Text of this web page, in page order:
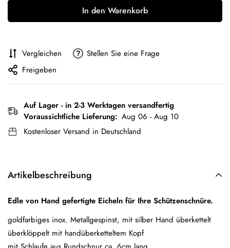
In den Warenkorb
Vergleichen
Stellen Sie eine Frage
Freigeben
Auf Lager - in 2-3 Werktagen versandfertig
Voraussichtliche Lieferung: Aug 06 - Aug 10
Kostenloser Versand in Deutschland
Artikelbeschreibung
Edle von Hand gefertigte Eicheln für Ihre Schützenschnüre.
goldfarbiges inox. Metallgespinst, mit silber Hand überkettelt
überklöppelt mit handüberketteltem Kopf